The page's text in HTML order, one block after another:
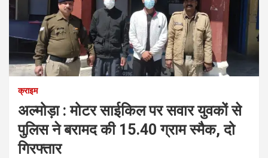
क्राइम
अल्मोड़ा : मोटर साईकिल पर सवार युवकों से
पुलिस ने बरामद की 15.40 ग्राम स्मैक, दो
गिरफ्तार